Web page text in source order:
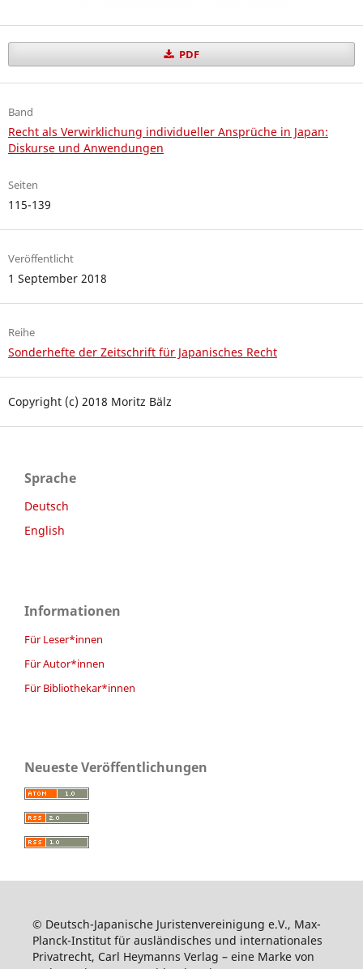
PDF
Band
Recht als Verwirklichung individueller Ansprüche in Japan:
Diskurse und Anwendungen
Seiten
115-139
Veröffentlicht
1 September 2018
Reihe
Sonderhefte der Zeitschrift für Japanisches Recht
Copyright (c) 2018 Moritz Bälz
Sprache
Deutsch
English
Informationen
Für Leser*innen
Für Autor*innen
Für Bibliothekar*innen
Neueste Veröffentlichungen
© Deutsch-Japanische Juristenvereinigung e.V., Max-
Planck-Institut für ausländisches und internationales
Privatrecht, Carl Heymanns Verlag – eine Marke von